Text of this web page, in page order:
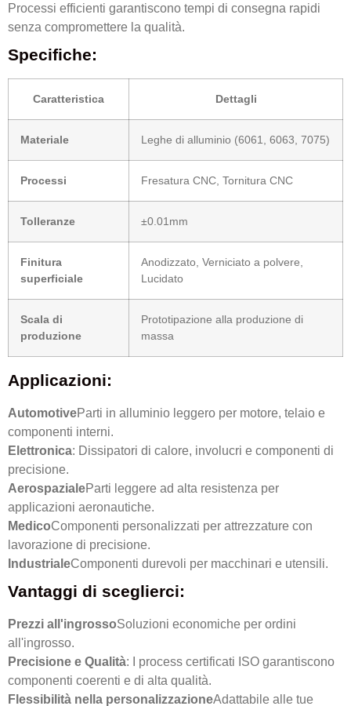
Processi efficienti garantiscono tempi di consegna rapidi
senza compromettere la qualità.
Specifiche:
Caratteristica Dettagli
Materiale Leghe di alluminio (6061, 6063, 7075)
Processi Fresatura CNC, Tornitura CNC
Tolleranze ±0.01mm
Finitura
superficiale
Anodizzato, Verniciato a polvere,
Lucidato
Scala di
produzione
Prototipazione alla produzione di
massa
Applicazioni:
AutomotiveParti in alluminio leggero per motore, telaio e
componenti interni.
Elettronica: Dissipatori di calore, involucri e componenti di
precisione.
AerospazialeParti leggere ad alta resistenza per
applicazioni aeronautiche.
MedicoComponenti personalizzati per attrezzature con
lavorazione di precisione.
IndustrialeComponenti durevoli per macchinari e utensili.
Vantaggi di sceglierci:
Prezzi all'ingrossoSoluzioni economiche per ordini
all'ingrosso.
Precisione e Qualità: I process certificati ISO garantiscono
componenti coerenti e di alta qualità.
Flessibilità nella personalizzazioneAdattabile alle tue